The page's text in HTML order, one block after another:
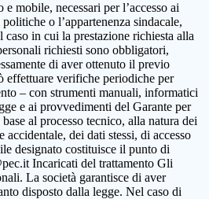
mobile, necessari per l’accesso ai
o l’appartenenza sindacale,
in cui la prestazione richiesta alla
richiesti sono obbligatori,
di aver ottenuto il previo
effettuare verifiche periodiche per
– con strumenti manuali, informatici
e ai provvedimenti del Garante per
al processo tecnico, alla natura dei
dei dati stessi, di accesso
designato costituisce il punto di
Incaricati del trattamento Gli
La società garantisce di aver
disposto dalla legge. Nel caso di